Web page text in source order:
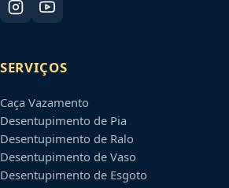
SERVIÇOS
Caça Vazamento
Desentupimento de Pia
Desentupimento de Ralo
Desentupimento de Vaso
Desentupimento de Esgoto